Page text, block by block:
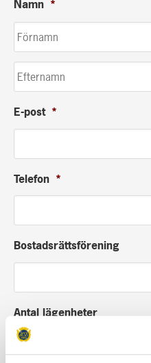
Namn *
E-post *
Telefon *
Bostadsrättsförening
Antal lägenheter